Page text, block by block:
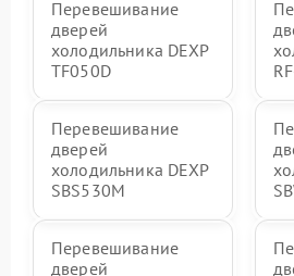
Перевешивание
дверей
холодильника DEXP
TF050D
Перевешивание
дверей
холодильника DEXP
SBS530M
Перевешивание
дверей